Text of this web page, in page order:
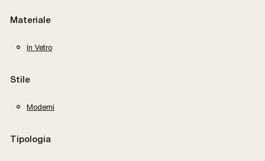
Materiale
In Vetro
Stile
Moderni
Tipologia